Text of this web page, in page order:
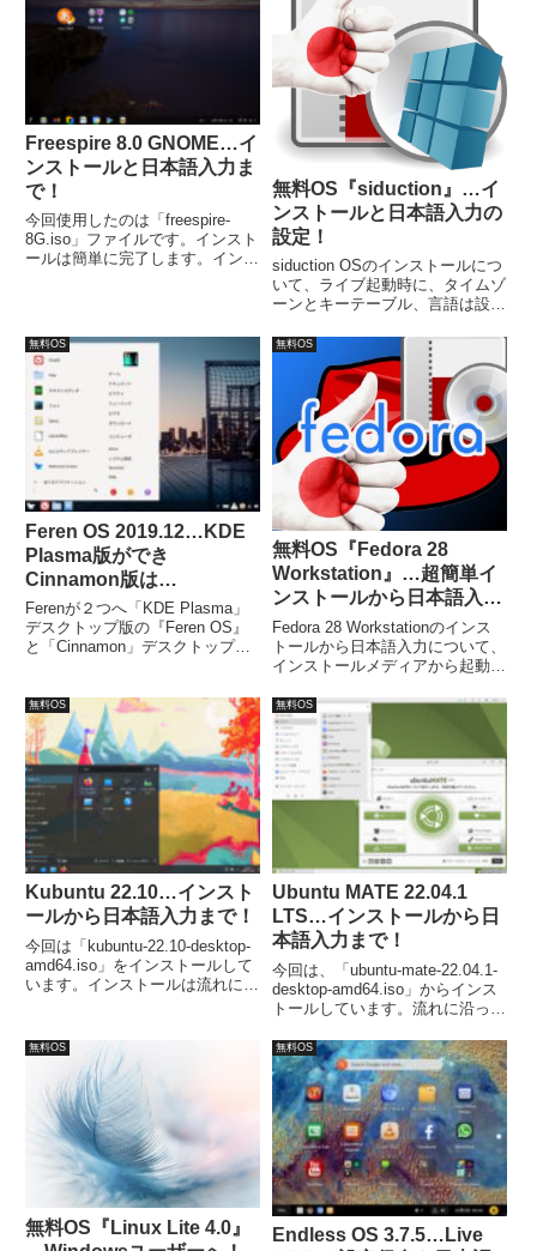
Freespire 8.0 GNOME…イ
ンストールと日本語入力ま
で！
今回使用したのは「freespire-
8G.iso」ファイルです。インスト
ールは簡単に完了します。インス
無料OS『siduction』…イ
ンストールと日本語入力の
設定！
siduction OSのインストールにつ
いて、ライブ起動時に、タイムゾ
ーンとキーテーブル、言語は設定
は、非常に簡単。入力が必要なの
は、ユーザー名やパスワード設定
だけで、途中で一度チェックを入
れるところがありますが、それだ
けです。
無料OS
Feren OS 2019.12…KDE ​​
Plasma版ができ
Cinnamon版は
「Classic」へ！
Ferenが２つへ「KDE ​​Plasma」
デスクトップ版の『Feren OS』
と「Cinnamon」デスクトップ版
Classic について、インストール
から日本語入力設定まで確認しま
した。
無料OS
無料OS『Fedora 28
Workstation』…超簡単イ
ンストールから日本語入
力！
Fedora 28 Workstationのインス
トールから日本語入力について、
インストールメディアから起動さ
は、インストールドライブの確認
ぐらいで、ほとんど続行するだけ
です。ただし、再起動後にユーザ
ー名やパスワード設定がありま
す。
無料OS
Kubuntu 22.10…インスト
ールから日本語入力まで！
今回は「kubuntu-22.10-desktop-
amd64.iso」をインストールして
います。インストールは流れに沿
になります。
無料OS
Ubuntu MATE 22.04.1
LTS…インストールから日
本語入力まで！
今回は、「ubuntu-mate-22.04.1-
desktop-amd64.iso」からインス
トールしています。流れに沿って
ルが完了し、再起動後は日本語入
力が可能になります。
無料OS
無料OS『Linux Lite 4.0』
無料OS
Endless OS 3.7.5…Live